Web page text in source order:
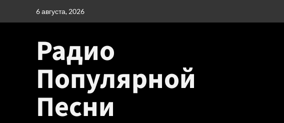
6 августа, 2026
Радио
Популярной
Песни